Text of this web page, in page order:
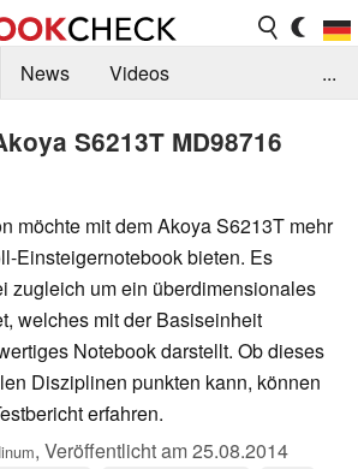
News
Videos
...
S6213T MD98716
möchte mit dem Akoya S6213T mehr
Einsteigernotebook bieten. Es
zugleich um ein überdimensionales
welches mit der Basiseinheit
Notebook darstellt. Ob dieses
Disziplinen punkten kann, können
erfahren.
, Veröffentlicht am25.08.2014